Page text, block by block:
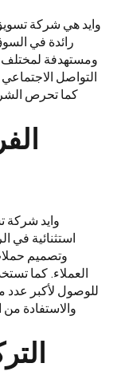
وايد هي شركة
رائدة في
ومستهدفة لمختلف
التواصل
كما تحرص
وايد شركة
استثنائية في
وتصميم
العملاء. كما
للوصول لأكبر عدد
والاستفادة